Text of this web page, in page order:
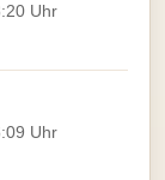
Uhr
Uhr